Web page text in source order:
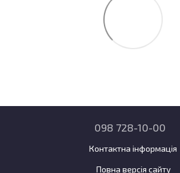
098 728-10-00
Контактна інформація
Повна версія сайту